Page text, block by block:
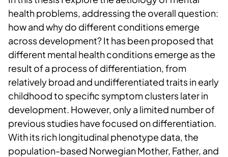
health problems, addressing the overall question:
how and why do different conditions emerge
across development? It has been proposed that
different mental health conditions emerge as the
result of a process of differentiation, from
relatively broad and undifferentiated traits in early
childhood to specific symptom clusters later in
development. However, only a limited number of
previous studies have focused on differentiation.
With its rich longitudinal phenotype data, the
population-based Norwegian Mother, Father, and